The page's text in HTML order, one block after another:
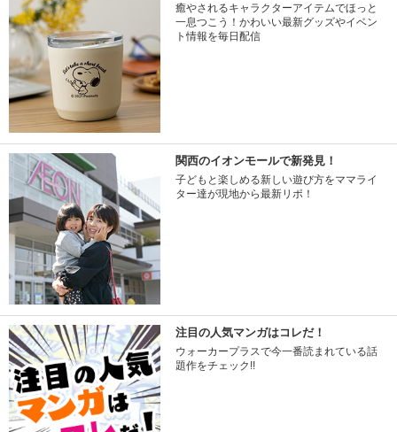
癒やされるキャラクターアイテムでほっと
一息つこう！かわいい最新グッズやイベン
ト情報を毎日配信
関西のイオンモールで新発見！
子どもと楽しめる新しい遊び方をママライ
ター達が現地から最新リポ！
注目の人気マンガはコレだ！
ウォーカープラスで今一番読まれている話
題作をチェック!!